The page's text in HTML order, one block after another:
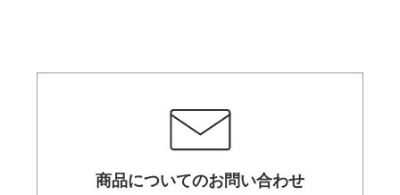
商品についてのお問い合わせ